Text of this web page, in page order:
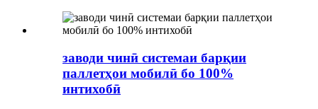
заводи чинӣ системаи барқии
паллетҳои мобилӣ бо 100%
интихобӣ